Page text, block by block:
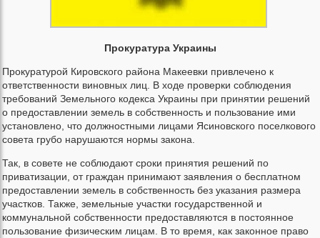
Прокуратура Украины
Прокуратурой Кировского района Макеевки привлечено к
ответственности виновных лиц. В ходе проверки соблюдения
требований Земельного кодекса Украины при принятии решений
о предоставлении земель в собственность и пользование ими
установлено, что должностными лицами Ясиновского поселкового
совета грубо нарушаются нормы закона.
Так, в совете не соблюдают сроки принятия решений по
приватизации, от граждан принимают заявления о бесплатном
предоставлении земель в собственность без указания размера
участков. Также, земельные участки государственной и
коммунальной собственности предоставляются в постоянное
пользование физическим лицам. В то время, как законное право